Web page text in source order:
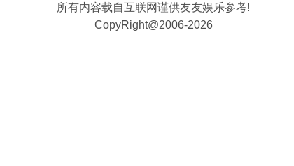
所有内容载自互联网谨供友友娱乐参考!
CopyRight@2006-2026